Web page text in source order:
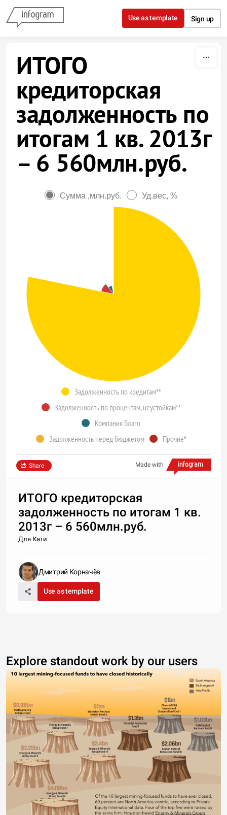
Skip to content
Use as template Sign up
ИТОГО
кредиторская
задолженность по
итогам 1 кв. 2013г
– 6 560млн.руб.
Сумма ,млн.руб. Уд.вес, %
Задолженность по кредитам**
Задолженность по процентам, неустойкам**
Компания Благо
Задолженность перед бюджетом
Прочие*
Made with
Share
ИТОГО кредиторская
задолженность по итогам 1 кв.
2013г – 6 560млн.руб.
Для Кати
Дмитрий Корначёв
Use as template
Explore standout work by our users